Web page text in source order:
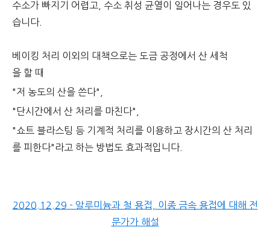
수소가 빠지기 어렵고, 수소 취성 균열이 일어나는 경우도 있
습니다.
베이킹 처리 이외의 대책으로는 도금 공정에서 산 세척
을 할 때
"저 농도의 산을 쓴다",
"단시간에서 산 처리를 마친다",
"쇼트 블라스팅 등 기계적 처리를 이용하고 장시간의 산 처리
를 피한다"라고 하는 방법도 효과적입니다.
2020.12.29 - 알루미늄과 철 용접, 이종 금속 용접에 대해 전
문가가 해설